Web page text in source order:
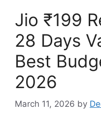
Jio ₹199
28 Days
Best
2026
March 11, 2026 by